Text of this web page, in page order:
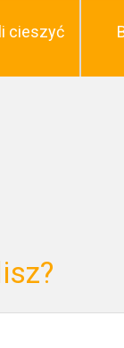
cieszyć